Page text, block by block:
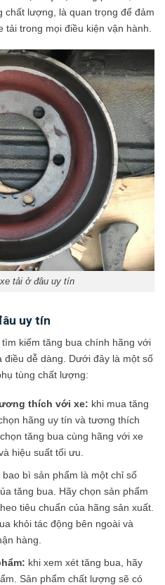
chất lượng, là quan trọng để đảm
trong mọi điều kiện vận hành.
tải ở đâu uy tín
uy tín
kiếm tăng bua chính hãng với
điều dễ dàng. Dưới đây là một số
tùng chất lượng:
thích với xe: khi mua tăng
hãng uy tín và tương thích
tăng bua cùng hãng với xe
hiệu suất tối ưu.
bao bì sản phẩm là một chỉ số
tăng bua. Hãy chọn sản phẩm
tiêu chuẩn của hãng sản xuất.
khỏi tác động bên ngoài và
hàng.
khi xem xét tăng bua, hãy
Sản phẩm chất lượng sẽ có